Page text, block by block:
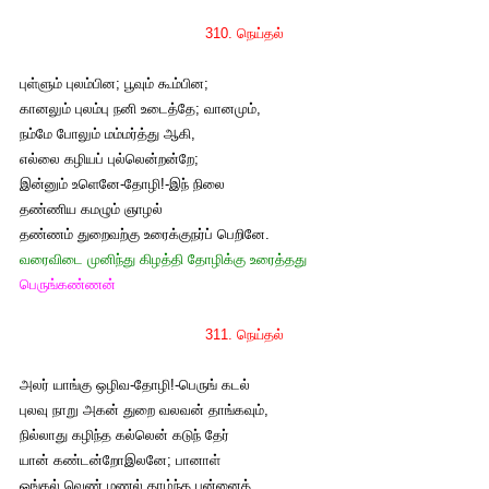
310. நெய்தல்
புள்ளும் புலம்பின; பூவும் கூம்பின;
கானலும் புலம்பு நனி உடைத்தே; வானமும்,
நம்மே போலும் மம்மர்த்து ஆகி,
எல்லை கழியப் புல்லென்றன்றே;
இன்னும் உளெனே-தோழி!-இந் நிலை
தண்ணிய கமழும் ஞாழல்
தண்ணம் துறைவற்கு உரைக்குநர்ப் பெறினே.
வரைவிடை முனிந்து கிழத்தி தோழிக்கு உரைத்தது
பெருங்கண்ணன்
311. நெய்தல்
அலர் யாங்கு ஒழிவ-தோழி!-பெருங் கடல்
புலவு நாறு அகன் துறை வலவன் தாங்கவும்,
நில்லாது கழிந்த கல்லென் கடுந் தேர்
யான் கண்டன்றோஇலனே; பானாள்
ஓங்கல் வெண் மணல் தாழ்ந்த புன்னைத்